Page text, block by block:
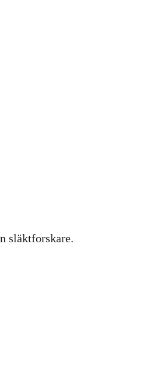
släktforskare.